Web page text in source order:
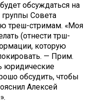
обсуждаться на
Совета
треш-стримам. «Моя
(отнести трш-
которую
— Прим.
юридические
обсудить, чтобы
Алексей